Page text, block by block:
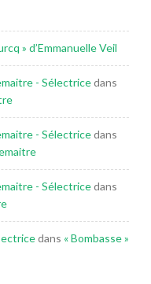
» d’Emmanuelle Veil
- Sélectricedans
- Sélectricedans
- Sélectricedans
dans « Bombasse »